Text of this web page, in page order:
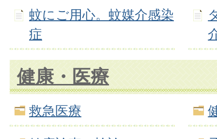
蚊にご用心。蚊媒介感染
症
健康・医療
救急医療